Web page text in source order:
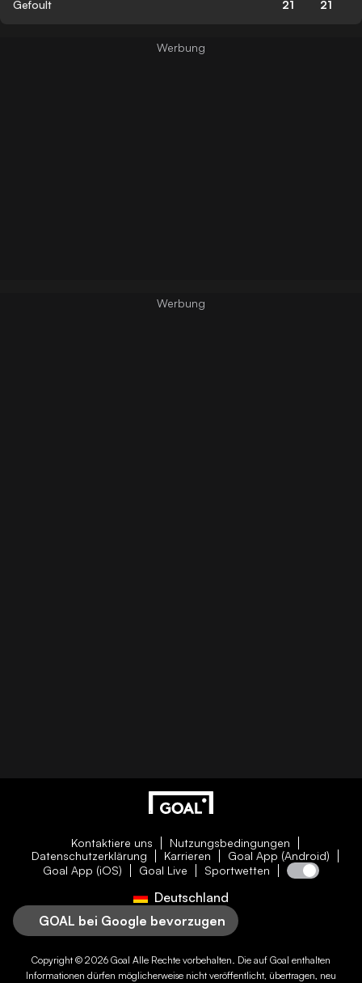
Gefoult 21 21
Kontaktiere uns
Nutzungsbedingungen
Datenschutzerklärung
Karrieren
Goal App (Android)
Goal App (iOS)
Goal Live Sportwetten
Deutschland
GOAL bei Google bevorzugen
Copyright © 2026 Goal Alle Rechte vorbehalten. Die auf Goal enthalten
Informationen dürfen möglicherweise nicht veröffentlicht, übertragen, neu